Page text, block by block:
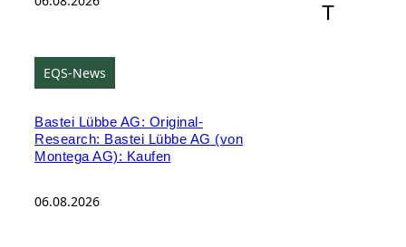
EQS-News
Bastei Lübbe AG: Original-
Research: Bastei Lübbe AG (von
Montega AG): Kaufen
06.08.2026
T